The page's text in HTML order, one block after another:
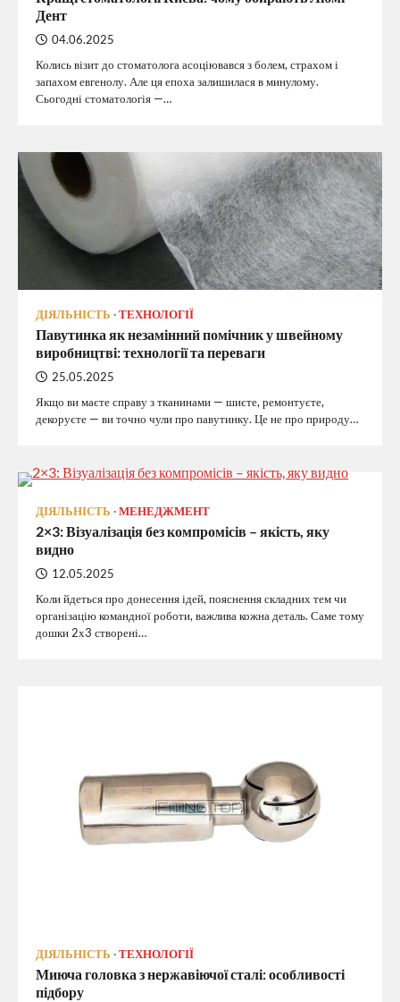
Дент
04.06.2025
Колись візит до стоматолога асоціювався з болем, страхом і
запахом евгенолу. Але ця епоха залишилася в минулому.
Сьогодні стоматологія —…
ДІЯЛЬНІСТЬ ТЕХНОЛОГІЇ
Павутинка як незамінний помічник у швейному
виробництві: технології та переваги
25.05.2025
Якщо ви маєте справу з тканинами — шиєте, ремонтуєте,
декоруєте — ви точно чули про павутинку. Це не про природу…
ДІЯЛЬНІСТЬ МЕНЕДЖМЕНТ
2×3: Візуалізація без компромісів – якість, яку
видно
12.05.2025
Коли йдеться про донесення ідей, пояснення складних тем чи
організацію командної роботи, важлива кожна деталь. Саме тому
дошки 2х3 створені…
ДІЯЛЬНІСТЬ ТЕХНОЛОГІЇ
Миюча головка з нержавіючої сталі: особливості
підбору